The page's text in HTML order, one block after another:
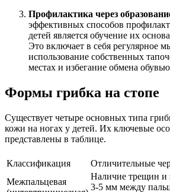
Профилактика через
эффективных способов
детей является обучение их
Это включает в себя регулярное
использование собственных
местах и избегание обмена
Формы грибка на стопе
Существует четыре основных типа
кожи на ногах у детей. Их ключевые
представлены в таблице.
Классификация
Отличительные
Межпальцевая
Наличие трещин и
3-5 мм между